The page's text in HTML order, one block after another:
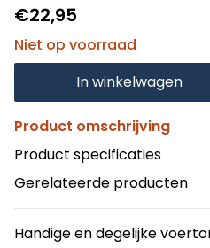
€22,95
Niet op voorraad
In winkelwagen
Product omschrijving
Product specificaties
Gerelateerde producten
Handige en degelijke